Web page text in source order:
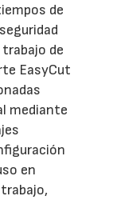
de
de
EasyCut
mediante
en